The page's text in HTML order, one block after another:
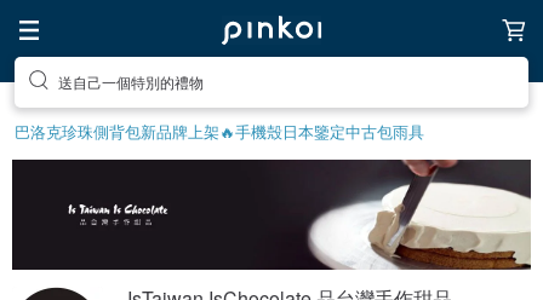
送自己一個特別的禮物
巴洛克珍珠側背包新品牌上架🔥手機殼日本鑒定中古包雨具